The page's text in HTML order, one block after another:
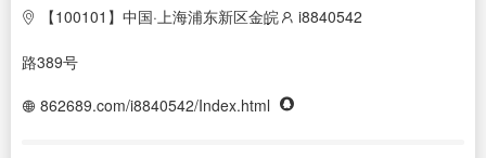
【100101】中国·上海浦东新区金皖
路389号
i8840542
862689.com/i8840542/Index.html